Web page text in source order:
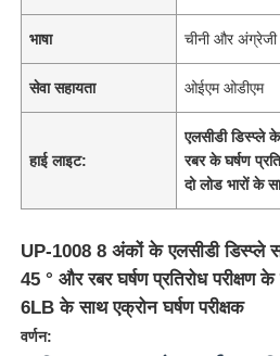
भाषा चीनी और अंग्रेजी
सेवा सहायता ओईएम ओडीएम
हाई लाइट:
एलसीडी डिस्प्ले
रबर के घर्षण
दो लोड भारों के
UP-1008 8 अंकों के एलसीडी डिस्प्ले
45 ° और रबर घर्षण प्रतिरोध परीक्षण
6LB के साथ एक्रोन घर्षण परीक्षक
वर्णन: